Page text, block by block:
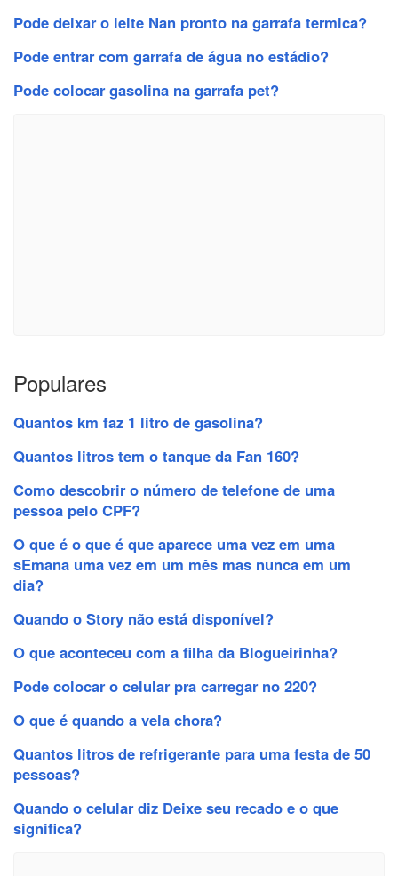
Pode deixar o leite Nan pronto na garrafa termica?
Pode entrar com garrafa de água no estádio?
Pode colocar gasolina na garrafa pet?
Populares
Quantos km faz 1 litro de gasolina?
Quantos litros tem o tanque da Fan 160?
Como descobrir o número de telefone de uma
pessoa pelo CPF?
O que é o que é que aparece uma vez em uma
sEmana uma vez em um mês mas nunca em um
dia?
Quando o Story não está disponível?
O que aconteceu com a filha da Blogueirinha?
Pode colocar o celular pra carregar no 220?
O que é quando a vela chora?
Quantos litros de refrigerante para uma festa de 50
pessoas?
Quando o celular diz Deixe seu recado e o que
significa?